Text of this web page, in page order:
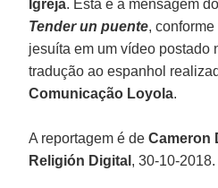
Igreja. Esta é a mensagem
Tender un puente,
jesuíta em um vídeo postado
tradução ao espanhol
Comunicação Loyola.
A reportagem é deCameron
Religión Digital , 30-10-